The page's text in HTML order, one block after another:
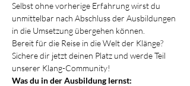
Selbst ohne vorherige Erfahrung wirst du
unmittelbar nach Abschluss der Ausbildungen
in die Umsetzung übergehen können.
Bereit für die Reise in die Welt der Klänge?
Sichere dir jetzt deinen Platz und werde Teil
unserer Klang-Community!
Was du in der Ausbildung lernst: